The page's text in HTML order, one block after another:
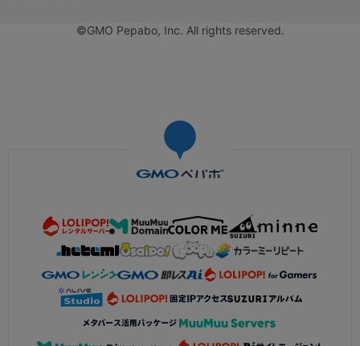
©GMO Pepabo, Inc. All rights reserved.